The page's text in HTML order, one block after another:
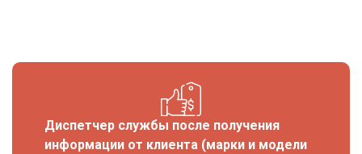
Диспетчер службы после получения
информации от клиента (марки и модели